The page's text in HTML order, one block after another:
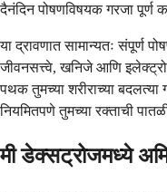
दैनंदिन पोषणविषयक गरजा
या द्रावणात सामान्यतः संपूर्ण
जीवनसत्त्वे, खनिजे आणि
पथक तुमच्या शरीराच्या बदलत्या
नियमितपणे तुमच्या रक्ताची
मी डेक्सट्रोजमध्ये